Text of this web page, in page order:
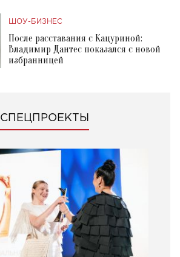
ШОУ-БИЗНЕС
После расставания с Кацуриной:
Владимир Дантес показался с новой
избранницей
СПЕЦПРОЕКТЫ